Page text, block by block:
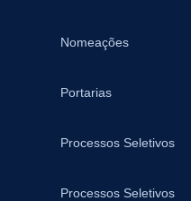
Nomeações
Portarias
Processos Seletivos
Processos Seletivos